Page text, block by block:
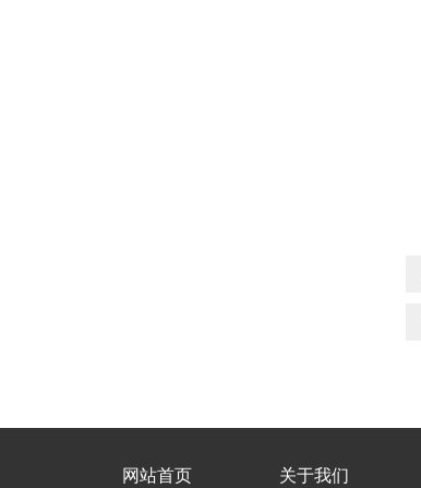
网站首页 关于我们